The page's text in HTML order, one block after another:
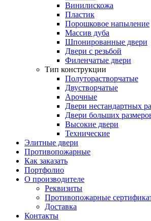
Винилискожа
Пластик
Порошковое напыление
Массив дуба
Шпонированные двери
Двери с резьбой
Филенчатые двери
Тип конструкции
Полуторастворчатые
Двустворчатые
Арочные
Двери нестандартных
Двери больших
Высокие двери
Технические
Элитные двери
Противопожарные
Как заказать
Портфолио
О производителе
Реквизиты
Противопожарные
Доставка
Контакты